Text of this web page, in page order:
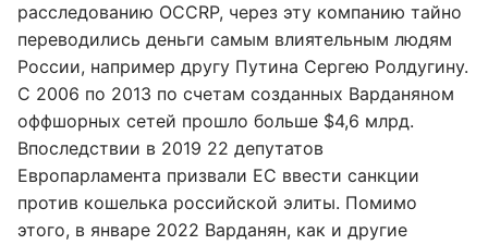
расследованию OCCRP, через эту компанию тайно
переводились деньги самым влиятельным людям
России, например другу Путина Сергею Ролдугину.
С 2006 по 2013 по счетам созданных Варданяном
оффшорных сетей прошло больше $4,6 млрд.
Впоследствии в 2019 22 депутатов
Европарламента призвали ЕС ввести санкции
против кошелька российской элиты. Помимо
этого, в январе 2022 Варданян, как и другие